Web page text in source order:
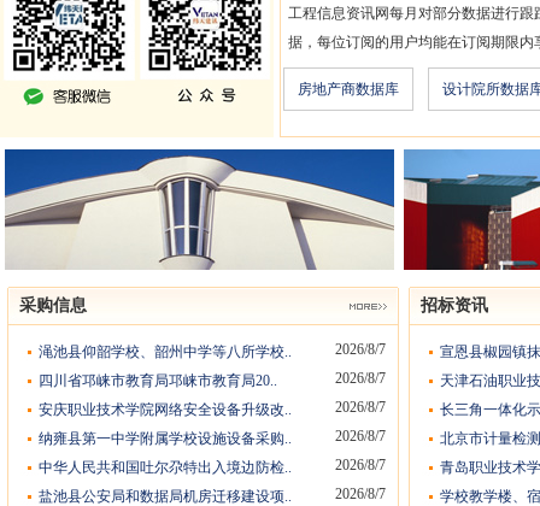
工程信息资讯网每月对部分数据进行
据，每位订阅的用户均能在订阅期限内
房地产商数据库 设计院所数据
采购信息
渑池县仰韶学校、韶州中学等八所学校..
2026/8/7
四川省邛崃市教育局邛崃市教育局20..
2026/8/7
安庆职业技术学院网络安全设备升级改..
2026/8/7
纳雍县第一中学附属学校设施设备采购..
2026/8/7
中华人民共和国吐尔尕特出入境边防检..
2026/8/7
盐池县公安局和数据局机房迁移建设项..
2026/8/7
招标资讯
宣恩县椒园镇
天津石油职业
长三角一体化
北京市计量检
青岛职业技术
学校教学楼、